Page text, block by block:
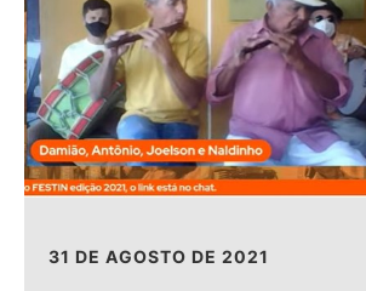
31 DE AGOSTO DE 2021